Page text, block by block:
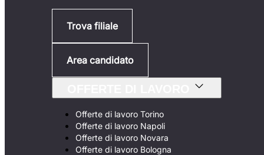
Trova filiale
Area candidato
Offerte di lavoro Torino
Offerte di lavoro Napoli
Offerte di lavoro Novara
Offerte di lavoro Bologna